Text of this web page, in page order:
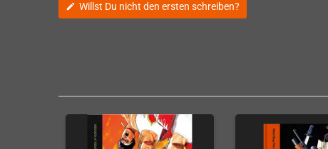
edit Willst Du nicht den ersten schreiben?